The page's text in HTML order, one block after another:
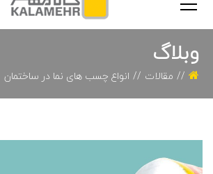
وبلاگ
مقالات انواع چسب های نما در ساختمان